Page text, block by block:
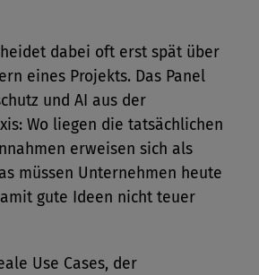
dabei oft erst spät über
eines Projekts. Das Panel
und AI aus der
Wo liegen die tatsächlichen
erweisen sich als
müssen Unternehmen heute
gute Ideen nicht teuer
Use Cases, der